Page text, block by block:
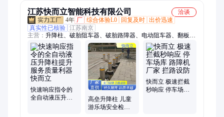
江苏快而立智能科技有限公司
洽谈
4年 厂 综合体验L0 回复及时 出价迅速
真实性已核验 江苏南京
主营： 升降柱、破胎阻车器、破胎路障器、电动阻车器、翻板式
路障机
快速响应指令的
全自动液压升降
高垒升降柱 儿童
游乐场安全检查
快而立 极速拦截
秒响应 停车场库